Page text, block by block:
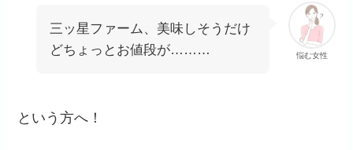
悩む女性
三ッ星ファーム、美味しそうだけ
どちょっとお値段が………
という方へ！